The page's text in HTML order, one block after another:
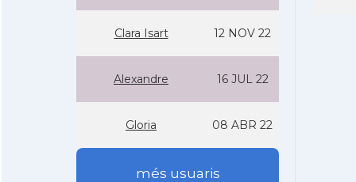
Clara Isart 12 NOV 22
Alexandre 16 JUL 22
Gloria 08 ABR 22
més usuaris